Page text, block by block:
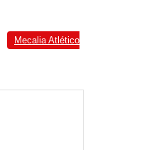
Mecalia Atlético